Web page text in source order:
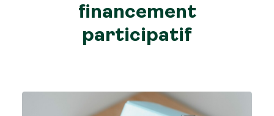
financement
participatif